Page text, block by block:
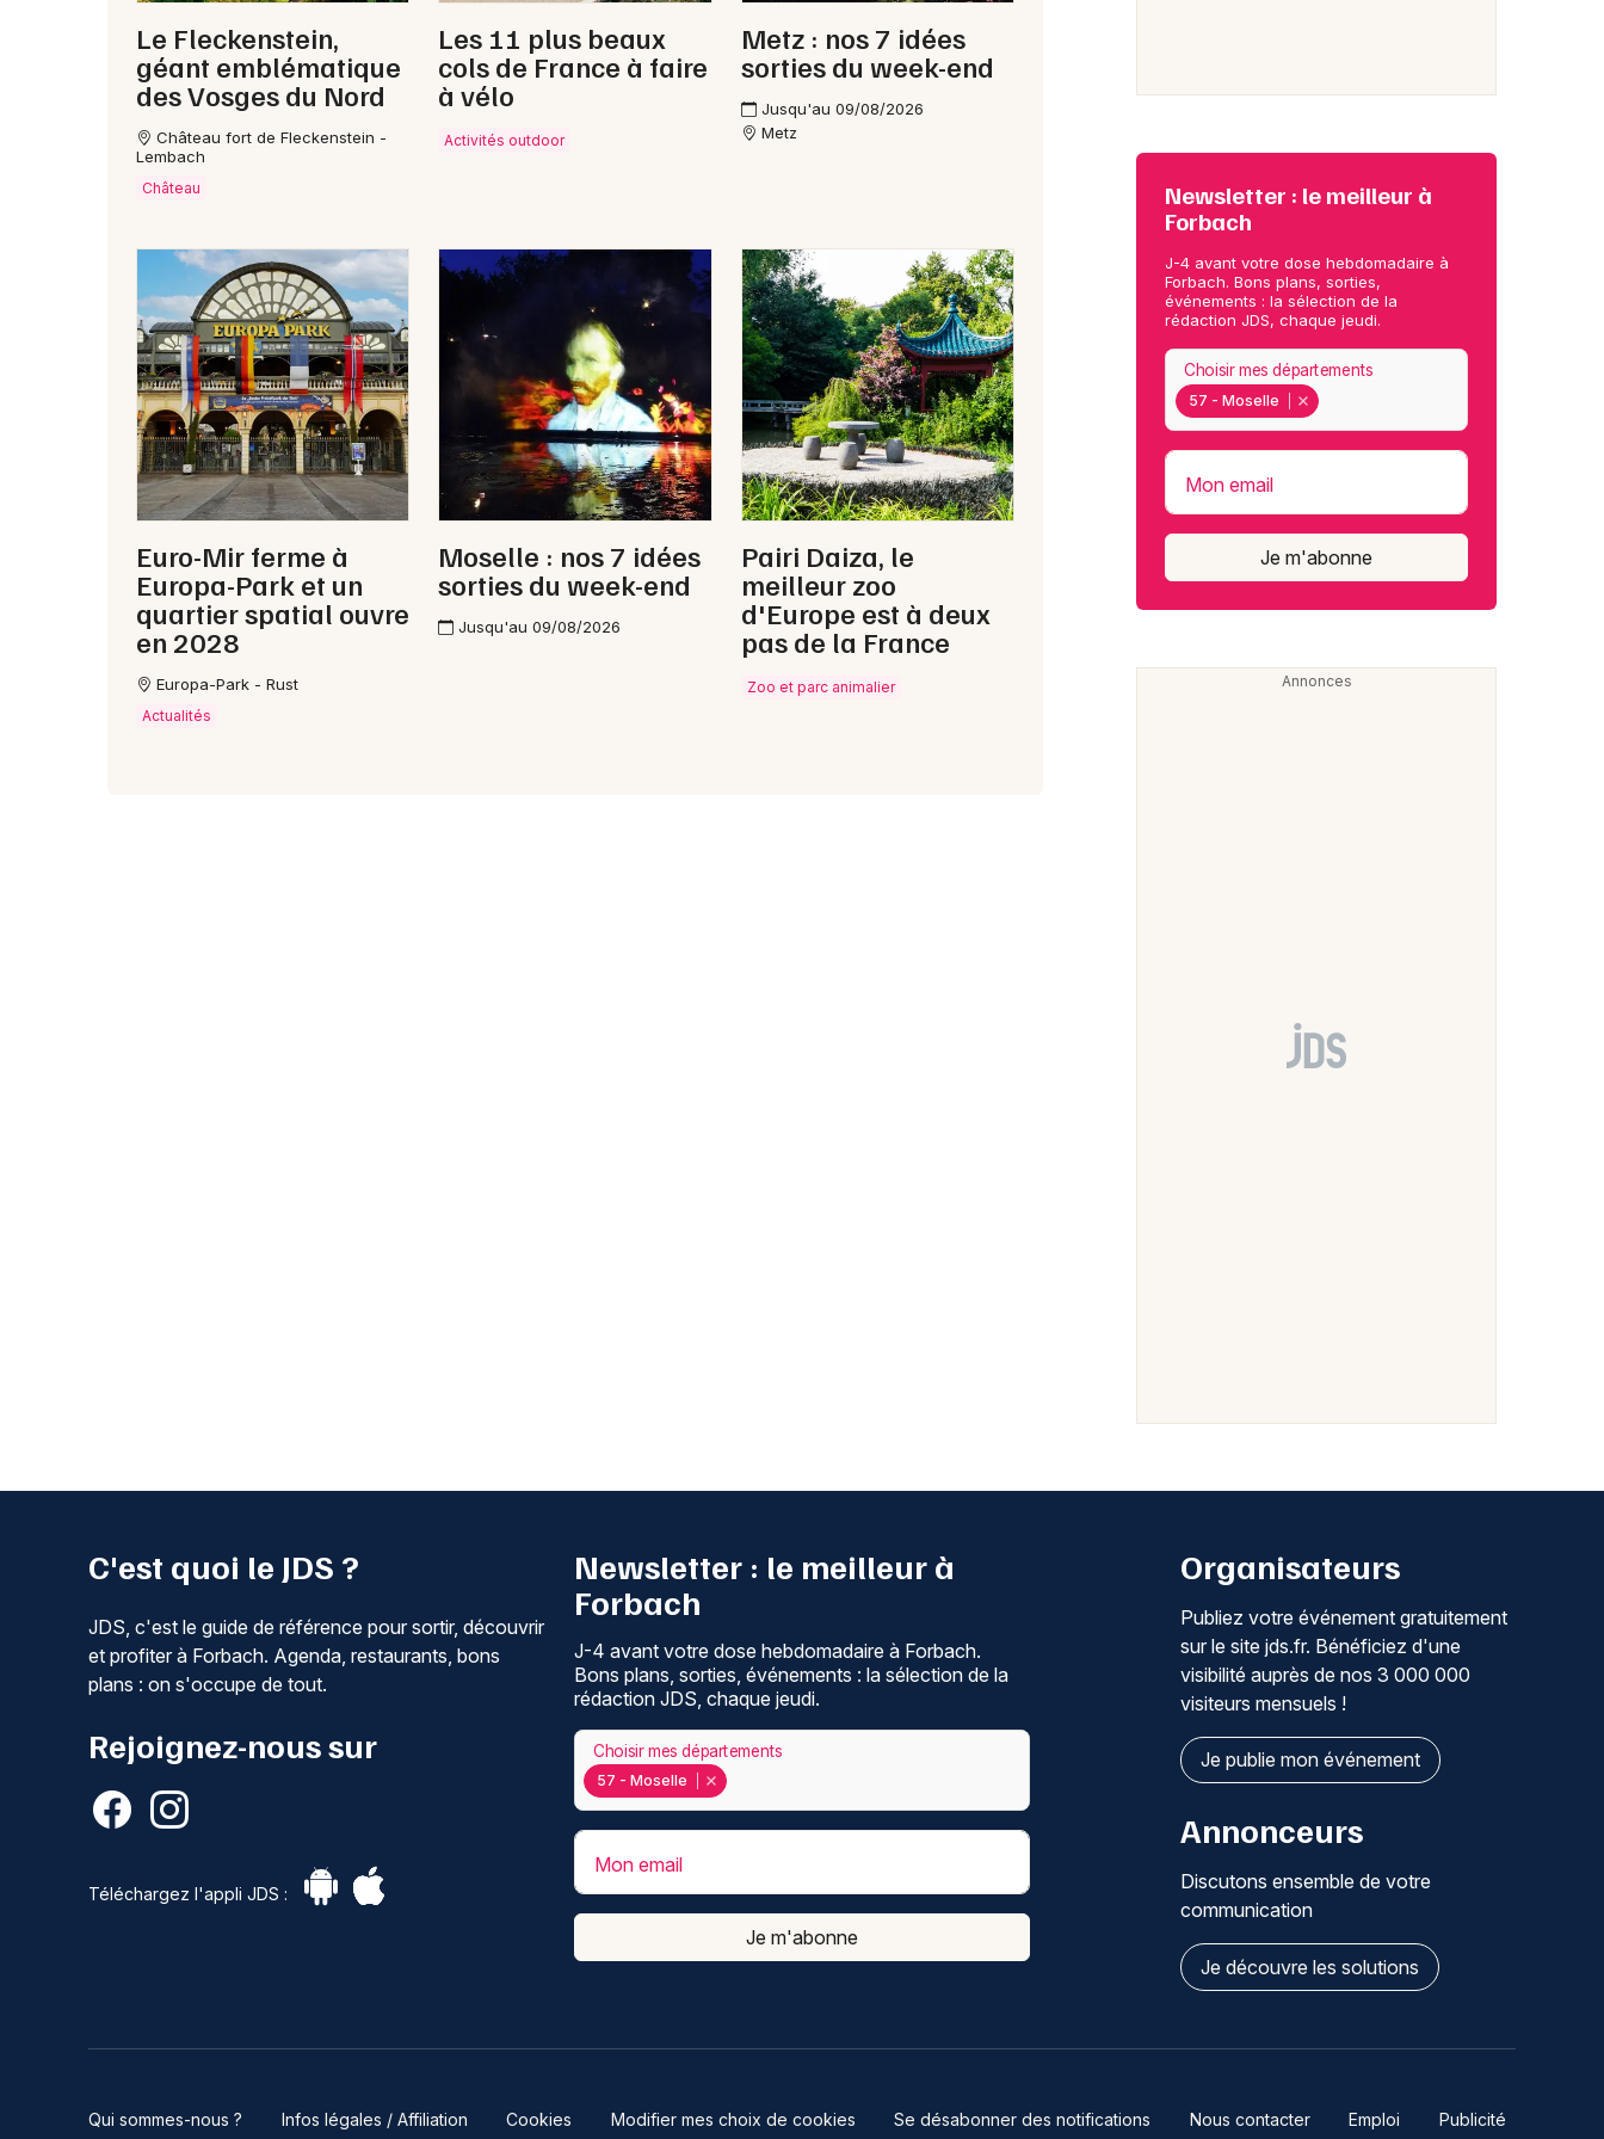
Newsletter des sorties
Actus à Forbach
Magazine à Forbach
57 - Moselle
Choisir mes départements
Le Fleckenstein,
géant emblématique
des Vosges du Nord
Château fort de Fleckenstein -
Lembach
Château
Les 11 plus beaux
cols de France à faire
à vélo
Activités outdoor
Metz : nos 7 idées
sorties du week-end
Jusqu'au 09/08/2026
Metz
Euro-Mir ferme à
Europa-Park et un
quartier spatial ouvre
en 2028
Europa-Park - Rust
Actualités
Moselle : nos 7 idées
sorties du week-end
Jusqu'au 09/08/2026
Pairi Daiza, le
meilleur zoo
d'Europe est à deux
pas de la France
Zoo et parc animalier
Newsletter : le meilleur à
Forbach
J-4 avant votre dose hebdomadaire à
Forbach. Bons plans, sorties,
événements : la sélection de la
rédaction JDS, chaque jeudi.
57 - Moselle
Choisir mes départements
Mon email
Je m'abonne
C'est quoi le JDS ?
JDS, c'est le guide de référence pour sortir, découvrir
et profiter à Forbach. Agenda, restaurants, bons
plans : on s'occupe de tout.
Rejoignez-nous sur
Téléchargez l'appli JDS :
Newsletter : le meilleur à
Forbach
J-4 avant votre dose hebdomadaire à Forbach.
Bons plans, sorties, événements : la sélection de la
rédaction JDS, chaque jeudi.
57 - Moselle
Choisir mes départements
Mon email
Je m'abonne
Organisateurs
Publiez votre événement gratuitement
sur le site jds.fr. Bénéficiez d'une
visibilité auprès de nos 3 000 000
visiteurs mensuels !
Je publie mon événement
Annonceurs
Discutons ensemble de votre
communication
Je découvre les solutions
Qui sommes-nous ? Infos légales / Affiliation Cookies Modifier mes choix de cookies Se désabonner des notifications Nous contacter Emploi Publicité